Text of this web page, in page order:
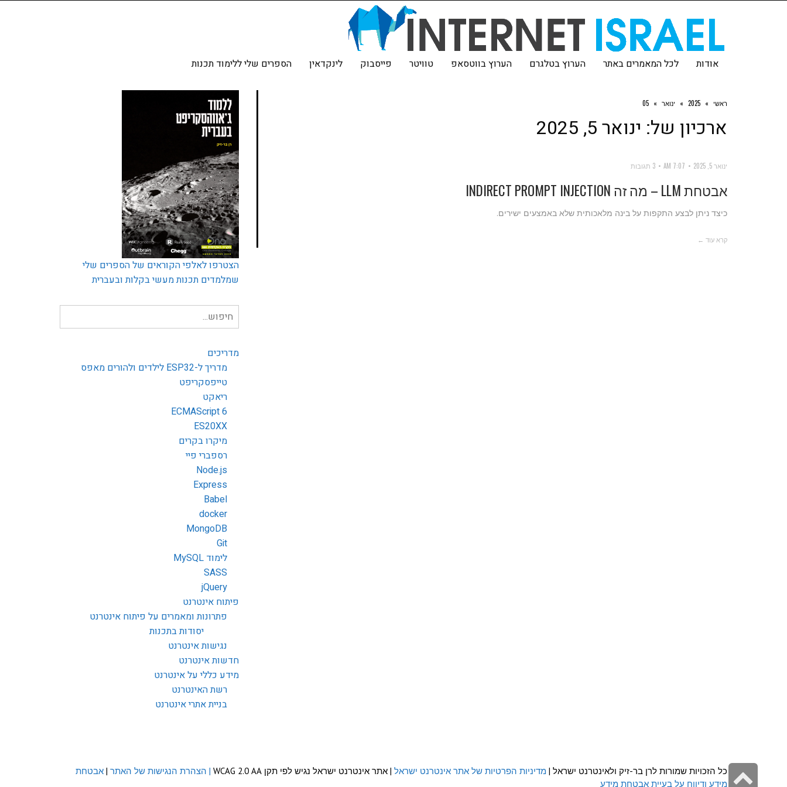
אודות לכל המאמרים באתר הערוץ בטלגרם הערוץ בווטסאפ טוויטר פייסבוק לינקדאין הספרים שלי ללימוד תכנות
ראשי »
2025
» ינואר »
05
ארכיון של: ינואר 5, 2025
ינואר 5, 2025 7:07 AM 3 תגובות
אבטחת LLM – מה זה INDIRECT PROMPT INJECTION
כיצד ניתן לבצע התקפות על בינה מלאכותית שלא באמצעים ישירים.
קרא עוד ←
הצטרפו לאלפי הקוראים של הספרים שלי
שמלמדים תכנות מעשי בקלות ובעברית
חיפוש
עבור:
מדריכים
מדריך ל-ESP32 לילדים ולהורים מאפס
טייפסקריפט
ריאקט
ECMAScript 6
ES20XX
מיקרו בקרים
רספברי פיי
Node.js
Express
Babel
docker
MongoDB
Git
לימוד MySQL
SASS
jQuery
פיתוח אינטרנט
פתרונות ומאמרים על פיתוח אינטרנט
יסודות בתכנות
נגישות אינטרנט
חדשות אינטרנט
מידע כללי על אינטרנט
רשת האינטרנט
בניית אתרי אינטרנט
כל הזכויות שמורות לרן בר-זיק ולאינטרנט ישראל | מדיניות הפרטיות של אתר אינטרנט ישראל | אתר אינטרנט ישראל נגיש לפי תקן WCAG 2.0 AA | הצהרת הנגישות של האתר | אבטחת
מידע ודיווח על בעיית אבטחת מידע
גלילה